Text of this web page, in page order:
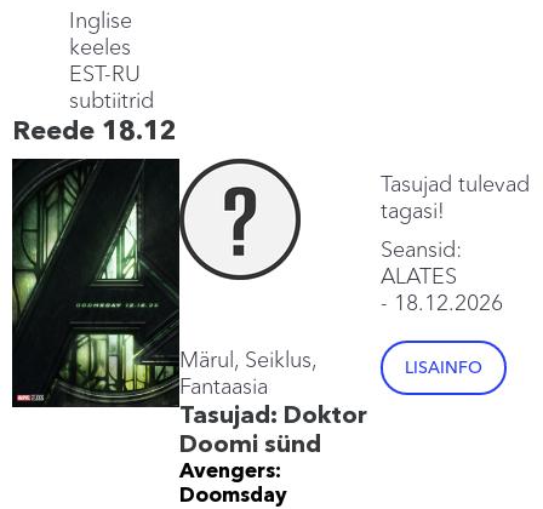
Inglise
keeles
EST-RU
subtiitrid
Reede 18.12
Tasujad tulevad
tagasi!
Seansid:
ALATES
- 18.12.2026
LISAINFO
Märul, Seiklus,
Fantaasia
Tasujad: Doktor
Doomi sünd
Avengers:
Doomsday